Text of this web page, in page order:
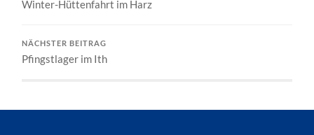
Winter-Hüttenfahrt im Harz
NÄCHSTER BEITRAG
Pfingstlager im Ith